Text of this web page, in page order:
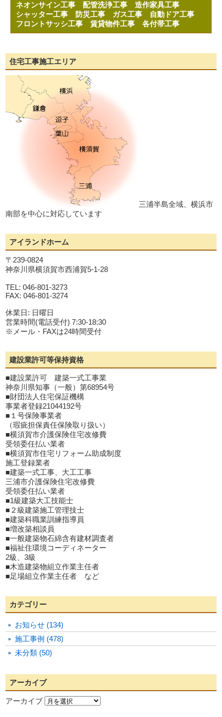
ネオンサイン工事配管洗浄工事造作家具工事
シャッター工事
防災工事 ガス工事
自動ドア工事
フロントサッシ工事賃貸物件工事各付帯工事
住宅工事施工エリア
三浦半島全域、横浜市
南部を中心に対応しています
アイランドホーム
〒239-0824
神奈川県横須賀市西浦賀5-1-28
TEL: 046-801-3273
FAX: 046-801-3274
休業日: 日曜日
営業時間(電話受付) 7:30-18:30
※メール・FAXは24時間受付
建設業許可等保持資格
■建設業許可 建築一式工事業
神奈川県知事（一般）第68954号
■財団法人住宅保証機構
事業者登録21044192号
■１号保険事業者
（瑕疵担保責任保険取り扱い）
■横須賀市介護保険住宅改修費
受領委任払い業者
■横須賀市住宅リフォーム助成制度
施工登録業者
■建築一式工事、大工工事
三浦市介護保険住宅改修費
受領委任払い業者
■1級建築大工技能士
■２級建築施工管理技士
■建築科職業訓練指導員
■増改築相談員
■一般建築物石綿含有建材調査者
■福祉住環境コーディネーター
2級、3級
■木造建築物組立作業主任者
■足場組立作業主任者 など
カテゴリー
お知らせ (134)
施工事例 (478)
未分類 (50)
アーカイブ
アーカイブ